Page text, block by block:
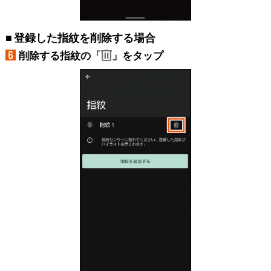
登録した指紋を削除する場合
削除する指紋の「
」をタップ